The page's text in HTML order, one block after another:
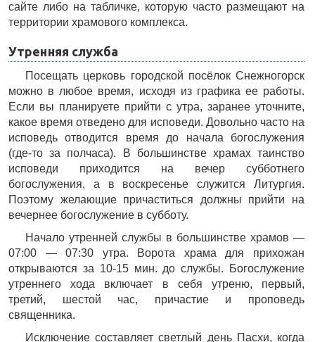
сайте либо на табличке, которую часто размещают на
территории храмового комплекса.
Утренняя служба
Посещать церковь городской посёлок Снежногорск
можно в любое время, исходя из графика ее работы.
Если вы планируете прийти с утра, заранее уточните,
какое время отведено для исповеди. Довольно часто на
исповедь отводится время до начала богослужения
(где-то за полчаса). В большинстве храмах таинство
исповеди приходится на вечер субботнего
богослужения, а в воскресенье служится Литургия.
Поэтому желающие причаститься должны прийти на
вечернее богослужение в субботу.
Начало утренней службы в большинстве храмов —
07:00 — 07:30 утра. Ворота храма для прихожан
открываются за 10-15 мин. до службы. Богослужение
утреннего хода включает в себя утреню, первый,
третий, шестой час, причастие и проповедь
священника.
Исключение составляет светлый день Пасхи, когда